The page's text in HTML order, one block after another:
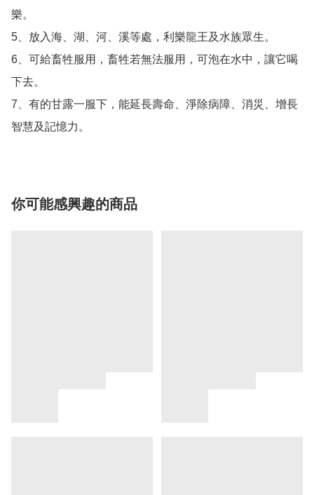
樂。
5、放入海、湖、河、溪等處，利樂龍王及水族眾生。
6、可給畜牲服用，畜牲若無法服用，可泡在水中，讓它喝
下去。
7、有的甘露一服下，能延長壽命、淨除病障、消災、增長
你可能感興趣的商品